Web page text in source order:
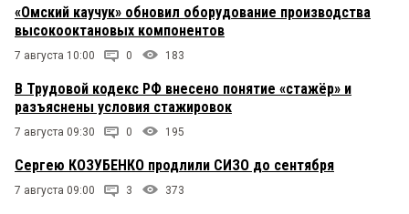
«Омский каучук» обновил оборудование производства
высокооктановых компонентов
7 августа 10:00 0 183
В Трудовой кодекс РФ внесено понятие «стажёр» и
разъяснены условия стажировок
7 августа 09:30 0 195
Сергею КОЗУБЕНКО продлили СИЗО до сентября
7 августа 09:00 3 373